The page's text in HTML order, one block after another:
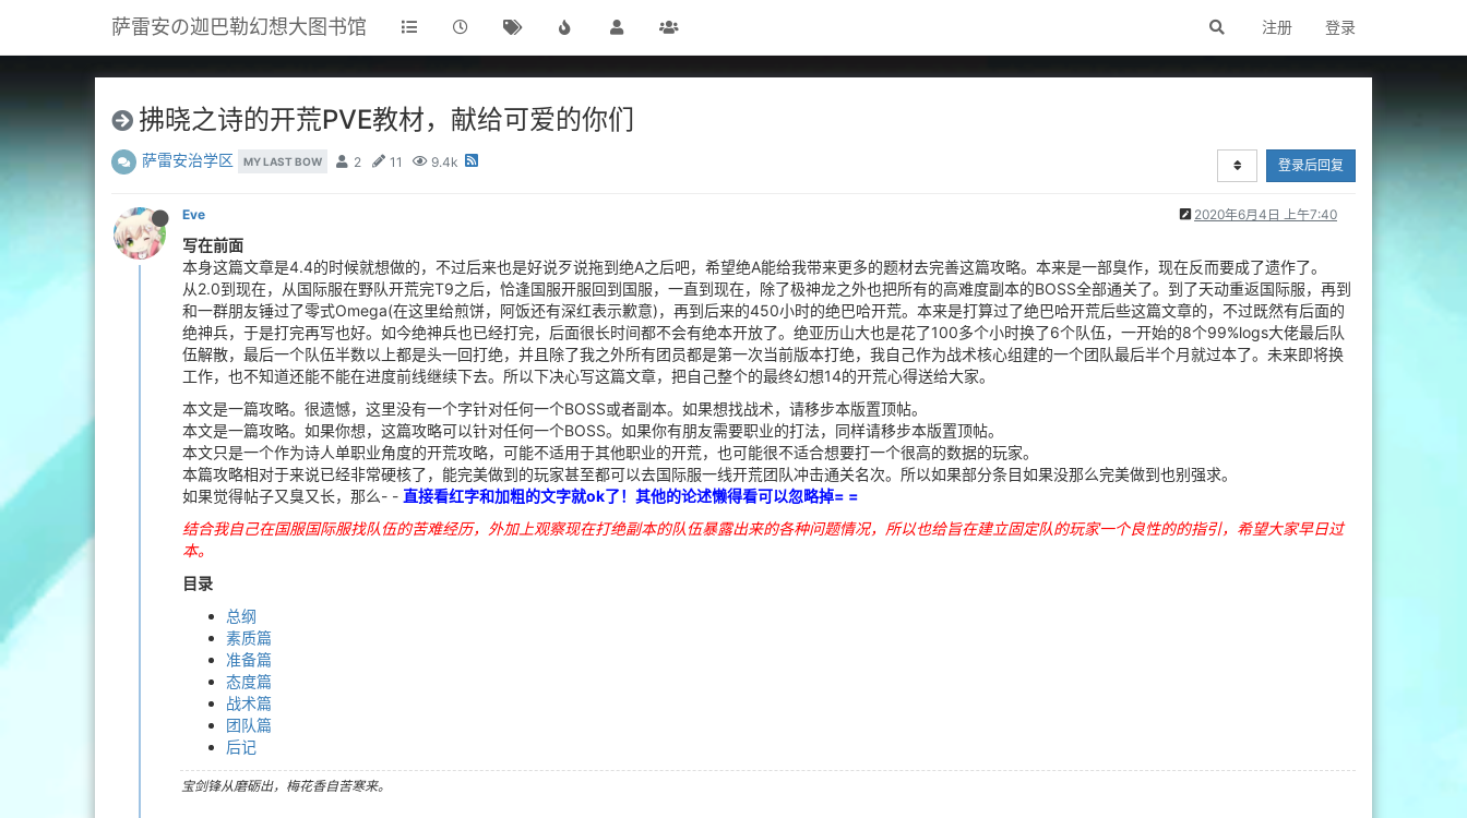
萨雷安の迦巴勒幻想大图书馆 注册 登录
拂晓之诗的开荒PVE教材，献给可爱的你们
萨雷安治学区 MY LAST BOW 2 11 9.4k 登录后回复
Eve 2020年6月4日 上午7:40
写在前面
本身这篇文章是4.4的时候就想做的，不过后来也是好说歹说拖到绝A之后吧，希望绝A能给我带来更多的题材去完善这篇攻略。本来是一部臭作，现在反而要成了遗作了。
从2.0到现在，从国际服在野队开荒完T9之后，恰逢国服开服回到国服，一直到现在，除了极神龙之外也把所有的高难度副本的BOSS全部通关了。到了天动重返国际服，再到
和一群朋友锤过了零式Omega(在这里给煎饼，阿饭还有深红表示歉意)，再到后来的450小时的绝巴哈开荒。本来是打算过了绝巴哈开荒后些这篇文章的，不过既然有后面的
绝神兵，于是打完再写也好。如今绝神兵也已经打完，后面很长时间都不会有绝本开放了。绝亚历山大也是花了100多个小时换了6个队伍，一开始的8个99%logs大佬最后队
伍解散，最后一个队伍半数以上都是头一回打绝，并且除了我之外所有团员都是第一次当前版本打绝，我自己作为战术核心组建的一个团队最后半个月就过本了。未来即将换
工作，也不知道还能不能在进度前线继续下去。所以下决心写这篇文章，把自己整个的最终幻想14的开荒心得送给大家。
本文是一篇攻略。很遗憾，这里没有一个字针对任何一个BOSS或者副本。如果想找战术，请移步本版置顶帖。
本文是一篇攻略。如果你想，这篇攻略可以针对任何一个BOSS。如果你有朋友需要职业的打法，同样请移步本版置顶帖。
本文只是一个作为诗人单职业角度的开荒攻略，可能不适用于其他职业的开荒，也可能很不适合想要打一个很高的数据的玩家。
本篇攻略相对于来说已经非常硬核了，能完美做到的玩家甚至都可以去国际服一线开荒团队冲击通关名次。所以如果部分条目如果没那么完美做到也别强求。
如果觉得帖子又臭又长，那么- - 直接看红字和加粗的文字就ok了！其他的论述懒得看可以忽略掉= =
结合我自己在国服国际服找队伍的苦难经历，外加上观察现在打绝副本的队伍暴露出来的各种问题情况，所以也给旨在建立固定队的玩家一个良性的的指引，希望大家早日过
本。
目录
总纲
素质篇
准备篇
态度篇
战术篇
团队篇
后记
宝剑锋从磨砺出，梅花香自苦寒来。